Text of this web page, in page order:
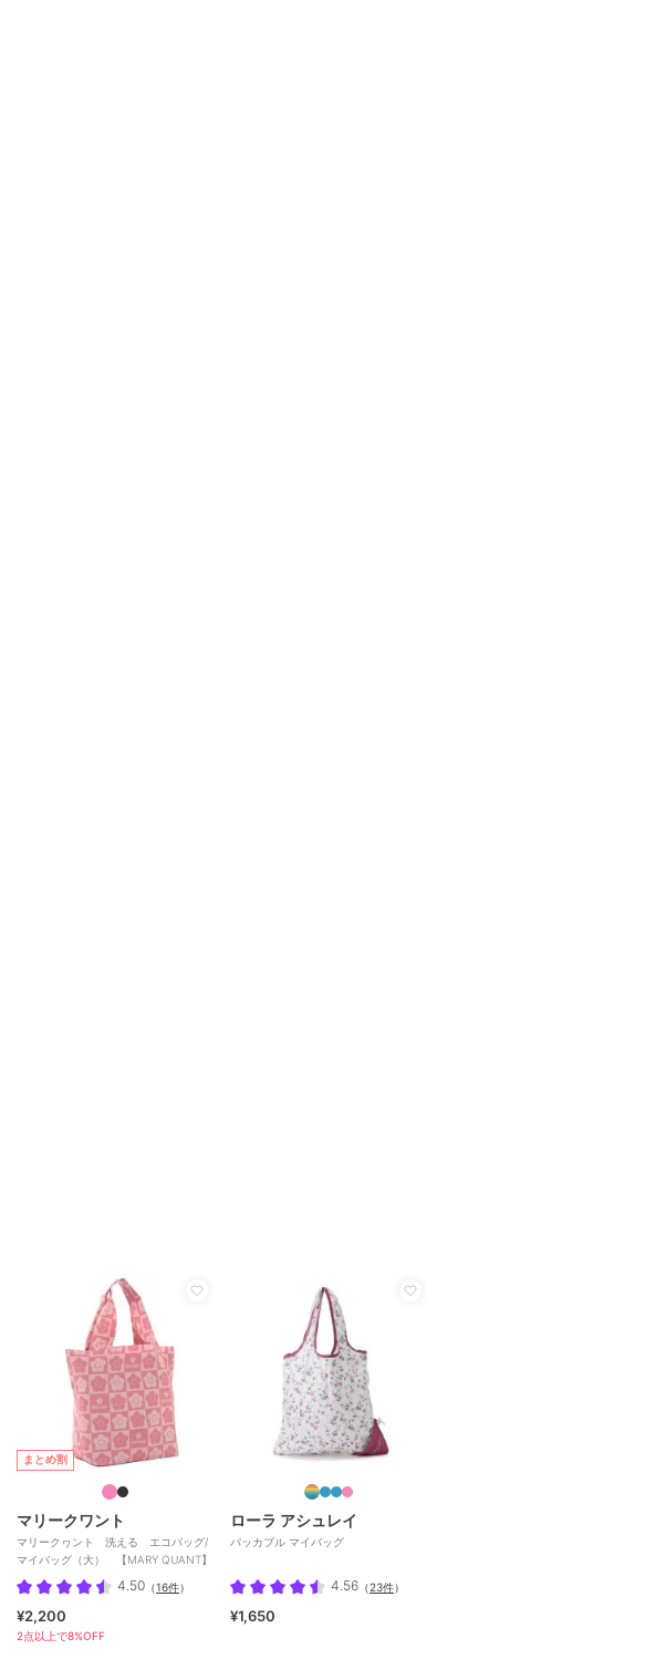
まとめ割
マリークワント
マリークヮント 洗える エコバッグ/
マイバッグ（大） 【MARY QUANT】
4.50 （16件）
¥2,200
2点以上で8%OFF
ローラ アシュレイ
パッカブル マイバッグ
4.56 （23件）
¥1,650